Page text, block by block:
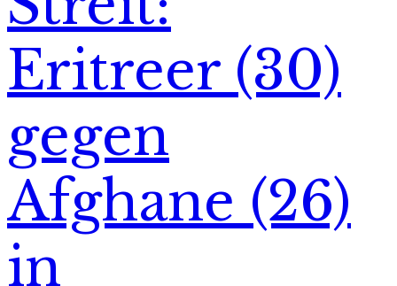
Eritreer (30)
gegen
Afghane (26)
in